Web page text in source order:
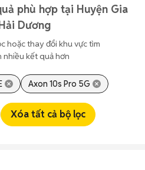
phù hợp tại Huyện Gia
Dương
hoặc thay đổi khu vực tìm
nhiều kết quả hơn
Axon 10s Pro 5G
Xóa tất cả bộ lọc